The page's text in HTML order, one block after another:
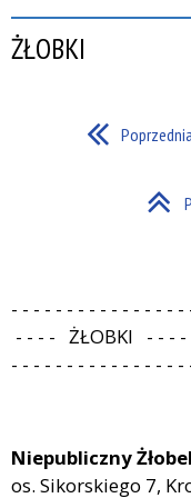
ŻŁOBKI
Poprzednia
- - - - - - - - - - - - - - - -
- - - - ŻŁOBKI - - - -
- - - - - - - - - - - - - - - -
Niepubliczny
os. Sikorskiego 7,